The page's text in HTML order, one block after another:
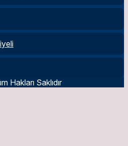
Hakları Saklıdır